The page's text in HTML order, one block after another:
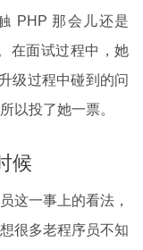
PHP 那会儿还是
在面试过程中，她
级过程中碰到的问
以投了她一票。
候
这一事上的看法，
很多老程序员不知